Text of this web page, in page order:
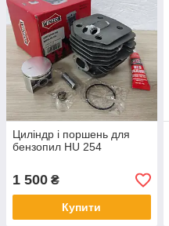
Циліндр і поршень для
бензопил HU 254
1 500 ₴
Купити